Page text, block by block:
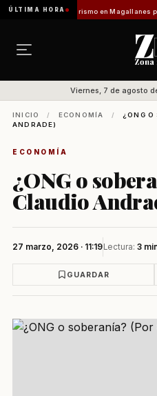
ÚLTIMA HORA
Vladilo] Turismo en Magallanes
Viernes, 7 de agosto
INICIO / ECONOMÍA /
¿ONG O
ANDRADE)
ECONOMÍA
¿ONG o
Claudio
27 marzo, 2026 · 11:19Lectura: 3
GUARDAR